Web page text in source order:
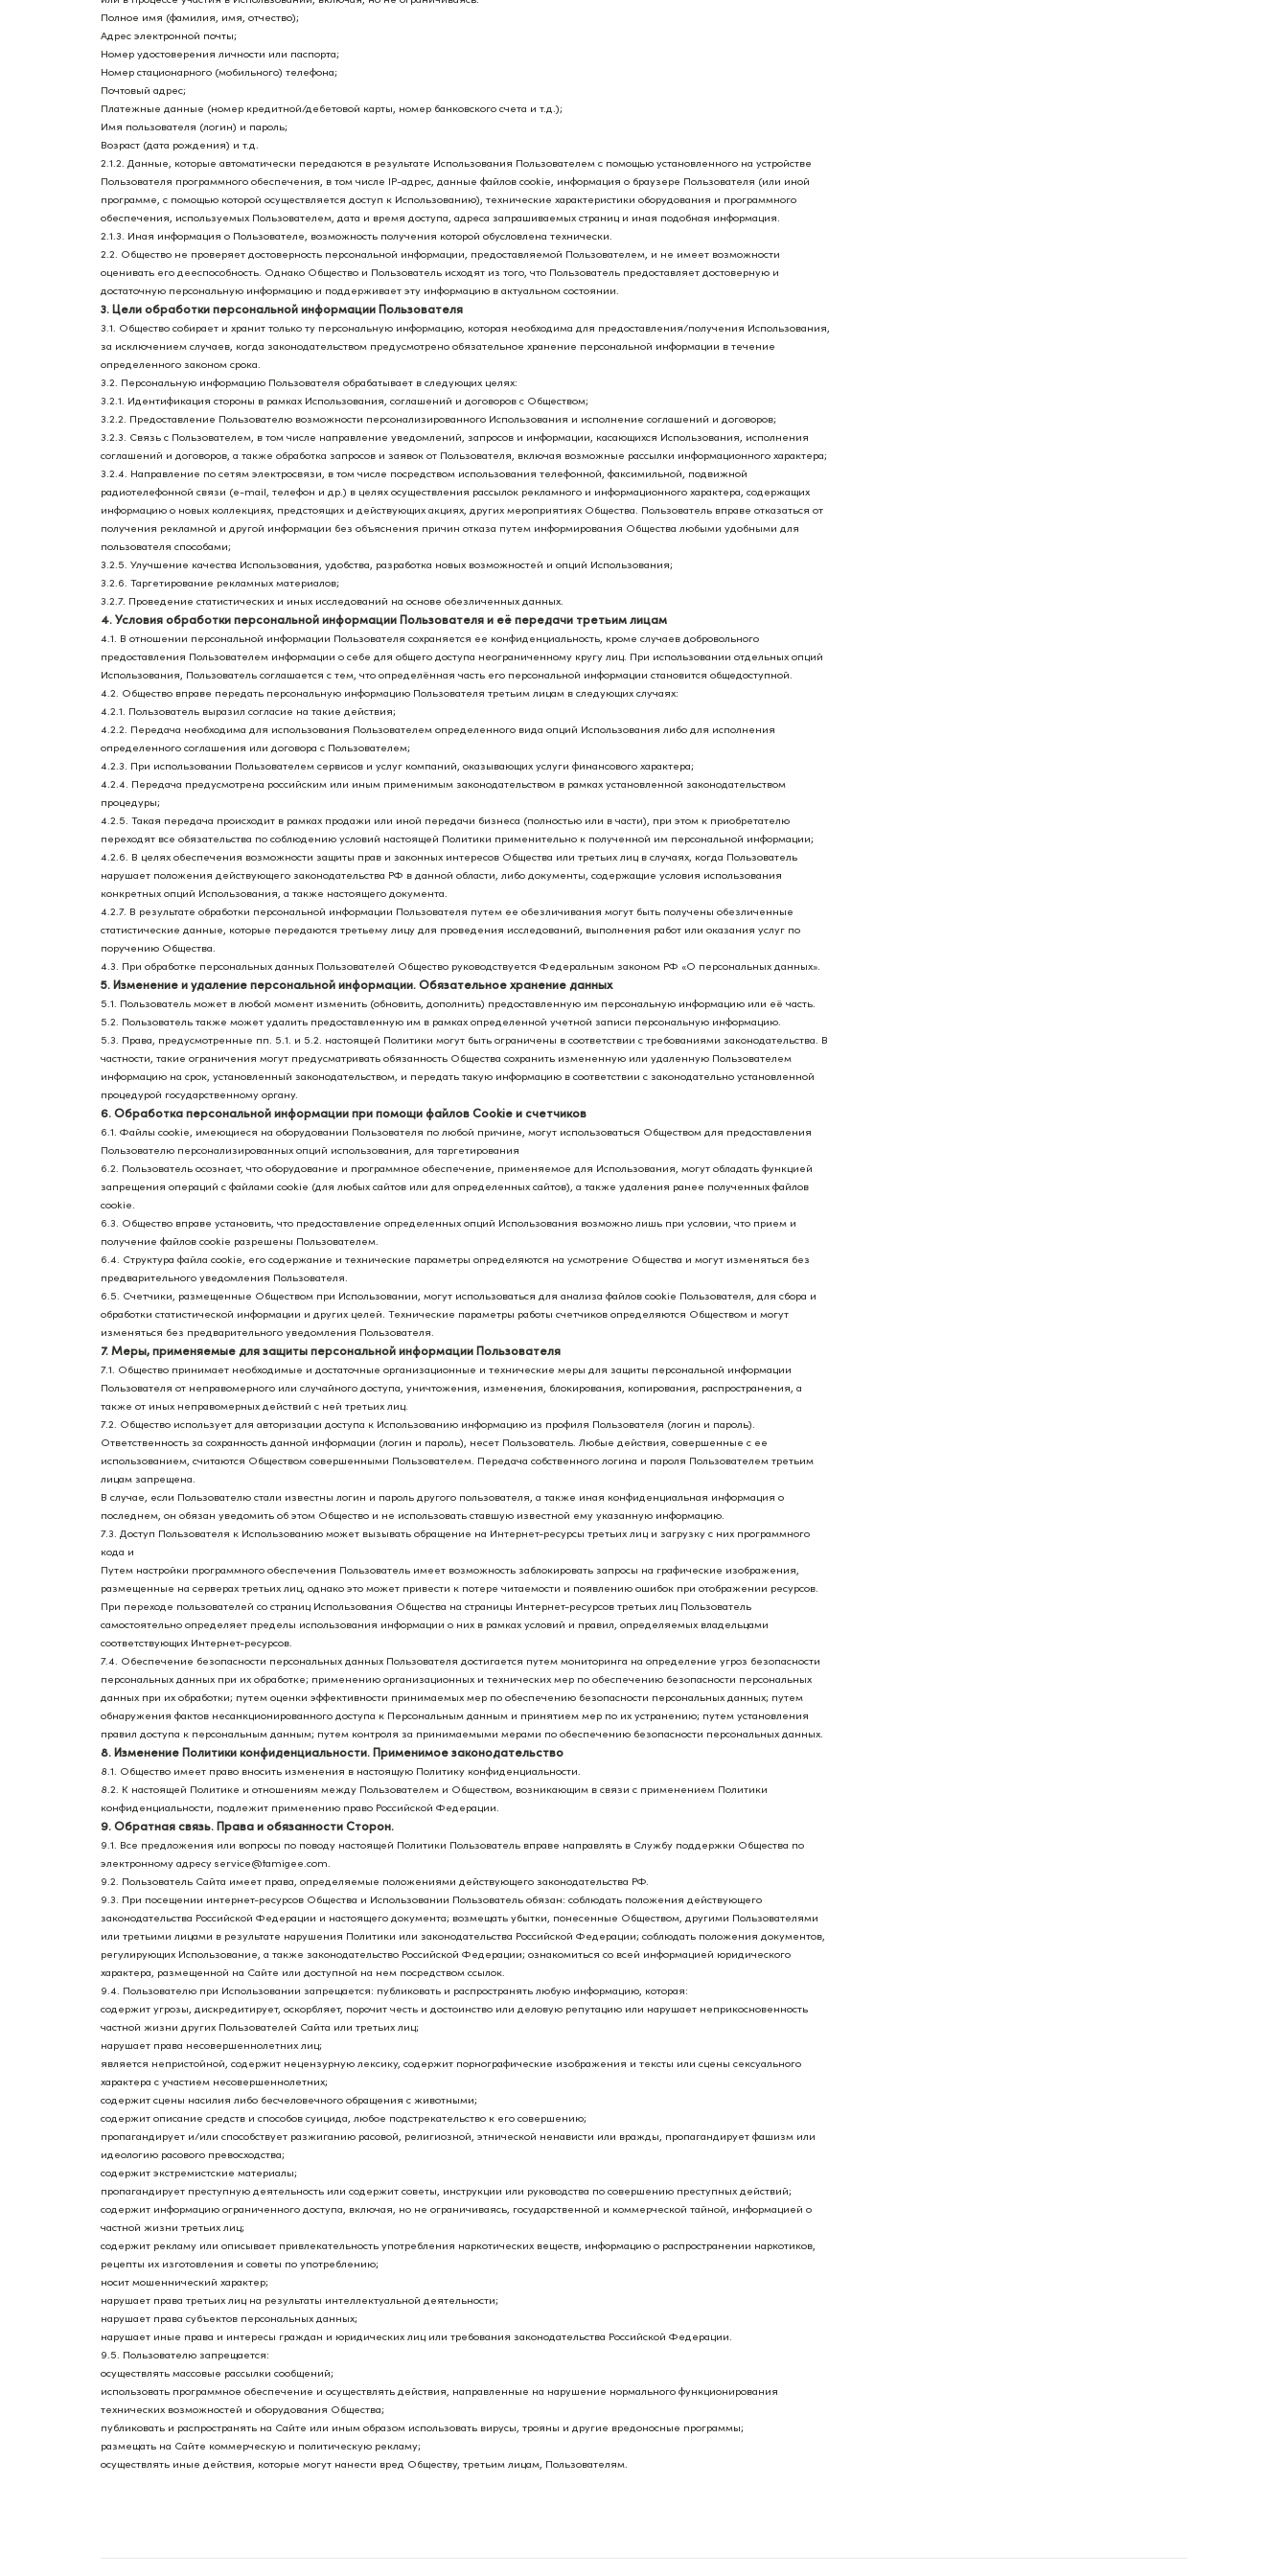
Полное имя (фамилия, имя, отчество);
Адрес электронной почты;
Номер удостоверения личности или паспорта;
Номер стационарного (мобильного) телефона;
Почтовый адрес;
Платежные данные (номер кредитной/дебетовой карты, номер банковского счета и т.д.);
Имя пользователя (логин) и пароль;
Возраст (дата рождения) и т.д.
2.1.2. Данные, которые автоматически передаются в результате Использования Пользователем с помощью установленного на устройстве
Пользователя программного обеспечения, в том числе IP-адрес, данные файлов cookie, информация о браузере Пользователя (или иной
программе, с помощью которой осуществляется доступ к Использованию), технические характеристики оборудования и программного
обеспечения, используемых Пользователем, дата и время доступа, адреса запрашиваемых страниц и иная подобная информация.
2.1.3. Иная информация о Пользователе, возможность получения которой обусловлена технически.
2.2. Общество не проверяет достоверность персональной информации, предоставляемой Пользователем, и не имеет возможности
оценивать его дееспособность. Однако Общество и Пользователь исходят из того, что Пользователь предоставляет достоверную и
достаточную персональную информацию и поддерживает эту информацию в актуальном состоянии.
3. Цели обработки персональной информации Пользователя
3.1. Общество собирает и хранит только ту персональную информацию, которая необходима для предоставления/получения Использования,
за исключением случаев, когда законодательством предусмотрено обязательное хранение персональной информации в течение
определенного законом срока.
3.2. Персональную информацию Пользователя обрабатывает в следующих целях:
3.2.1. Идентификация стороны в рамках Использования, соглашений и договоров с Обществом;
3.2.2. Предоставление Пользователю возможности персонализированного Использования и исполнение соглашений и договоров;
3.2.3. Связь с Пользователем, в том числе направление уведомлений, запросов и информации, касающихся Использования, исполнения
соглашений и договоров, а также обработка запросов и заявок от Пользователя, включая возможные рассылки информационного характера;
3.2.4. Направление по сетям электросвязи, в том числе посредством использования телефонной, факсимильной, подвижной
радиотелефонной связи (е-mail, телефон и др.) в целях осуществления рассылок рекламного и информационного характера, содержащих
информацию о новых коллекциях, предстоящих и действующих акциях, других мероприятиях Общества. Пользователь вправе отказаться от
получения рекламной и другой информации без объяснения причин отказа путем информирования Общества любыми удобными для
пользователя способами;
3.2.5. Улучшение качества Использования, удобства, разработка новых возможностей и опций Использования;
3.2.6. Таргетирование рекламных материалов;
3.2.7. Проведение статистических и иных исследований на основе обезличенных данных.
4. Условия обработки персональной информации Пользователя и её передачи третьим лицам
4.1. В отношении персональной информации Пользователя сохраняется ее конфиденциальность, кроме случаев добровольного
предоставления Пользователем информации о себе для общего доступа неограниченному кругу лиц. При использовании отдельных опций
Использования, Пользователь соглашается с тем, что определённая часть его персональной информации становится общедоступной.
4.2. Общество вправе передать персональную информацию Пользователя третьим лицам в следующих случаях:
4.2.1. Пользователь выразил согласие на такие действия;
4.2.2. Передача необходима для использования Пользователем определенного вида опций Использования либо для исполнения
определенного соглашения или договора с Пользователем;
4.2.3. При использовании Пользователем сервисов и услуг компаний, оказывающих услуги финансового характера;
4.2.4. Передача предусмотрена российским или иным применимым законодательством в рамках установленной законодательством
процедуры;
4.2.5. Такая передача происходит в рамках продажи или иной передачи бизнеса (полностью или в части), при этом к приобретателю
переходят все обязательства по соблюдению условий настоящей Политики применительно к полученной им персональной информации;
4.2.6. В целях обеспечения возможности защиты прав и законных интересов Общества или третьих лиц в случаях, когда Пользователь
нарушает положения действующего законодательства РФ в данной области, либо документы, содержащие условия использования
конкретных опций Использования, а также настоящего документа.
4.2.7. В результате обработки персональной информации Пользователя путем ее обезличивания могут быть получены обезличенные
статистические данные, которые передаются третьему лицу для проведения исследований, выполнения работ или оказания услуг по
поручению Общества.
4.3. При обработке персональных данных Пользователей Общество руководствуется Федеральным законом РФ «О персональных данных».
5. Изменение и удаление персональной информации. Обязательное хранение данных
5.1. Пользователь может в любой момент изменить (обновить, дополнить) предоставленную им персональную информацию или её часть.
5.2. Пользователь также может удалить предоставленную им в рамках определенной учетной записи персональную информацию.
5.3. Права, предусмотренные пп. 5.1. и 5.2. настоящей Политики могут быть ограничены в соответствии с требованиями законодательства. В
частности, такие ограничения могут предусматривать обязанность Общества сохранить измененную или удаленную Пользователем
информацию на срок, установленный законодательством, и передать такую информацию в соответствии с законодательно установленной
процедурой государственному органу.
6. Обработка персональной информации при помощи файлов Cookie и счетчиков
6.1. Файлы cookie, имеющиеся на оборудовании Пользователя по любой причине, могут использоваться Обществом для предоставления
Пользователю персонализированных опций использования, для таргетирования
6.2. Пользователь осознает, что оборудование и программное обеспечение, применяемое для Использования, могут обладать функцией
запрещения операций с файлами cookie (для любых сайтов или для определенных сайтов), а также удаления ранее полученных файлов
cookie.
6.3. Общество вправе установить, что предоставление определенных опций Использования возможно лишь при условии, что прием и
получение файлов cookie разрешены Пользователем.
6.4. Структура файла cookie, его содержание и технические параметры определяются на усмотрение Общества и могут изменяться без
предварительного уведомления Пользователя.
6.5. Счетчики, размещенные Обществом при Использовании, могут использоваться для анализа файлов cookie Пользователя, для сбора и
обработки статистической информации и других целей. Технические параметры работы счетчиков определяются Обществом и могут
изменяться без предварительного уведомления Пользователя.
7. Меры, применяемые для защиты персональной информации Пользователя
7.1. Общество принимает необходимые и достаточные организационные и технические меры для защиты персональной информации
Пользователя от неправомерного или случайного доступа, уничтожения, изменения, блокирования, копирования, распространения, а
также от иных неправомерных действий с ней третьих лиц.
7.2. Общество использует для авторизации доступа к Использованию информацию из профиля Пользователя (логин и пароль).
Ответственность за сохранность данной информации (логин и пароль), несет Пользователь. Любые действия, совершенные с ее
использованием, считаются Обществом совершенными Пользователем. Передача собственного логина и пароля Пользователем третьим
лицам запрещена.
В случае, если Пользователю стали известны логин и пароль другого пользователя, а также иная конфиденциальная информация о
последнем, он обязан уведомить об этом Общество и не использовать ставшую известной ему указанную информацию.
7.3. Доступ Пользователя к Использованию может вызывать обращение на Интернет-ресурсы третьих лиц и загрузку с них программного
кода и
Путем настройки программного обеспечения Пользователь имеет возможность заблокировать запросы на графические изображения,
размещенные на серверах третьих лиц, однако это может привести к потере читаемости и появлению ошибок при отображении ресурсов.
При переходе пользователей со страниц Использования Общества на страницы Интернет-ресурсов третьих лиц Пользователь
самостоятельно определяет пределы использования информации о них в рамках условий и правил, определяемых владельцами
соответствующих Интернет-ресурсов.
7.4. Обеспечение безопасности персональных данных Пользователя достигается путем мониторинга на определение угроз безопасности
персональных данных при их обработке; применению организационных и технических мер по обеспечению безопасности персональных
данных при их обработки; путем оценки эффективности принимаемых мер по обеспечению безопасности персональных данных; путем
обнаружения фактов несанкционированного доступа к Персональным данным и принятием мер по их устранению; путем установления
правил доступа к персональным данным; путем контроля за принимаемыми мерами по обеспечению безопасности персональных данных.
8. Изменение Политики конфиденциальности. Применимое законодательство
8.1. Общество имеет право вносить изменения в настоящую Политику конфиденциальности.
8.2. К настоящей Политике и отношениям между Пользователем и Обществом, возникающим в связи с применением Политики
конфиденциальности, подлежит применению право Российской Федерации.
9. Обратная связь. Права и обязанности Сторон.
9.1. Все предложения или вопросы по поводу настоящей Политики Пользователь вправе направлять в Службу поддержки Общества по
электронному адресу service@tamigee.com.
9.2. Пользователь Сайта имеет права, определяемые положениями действующего законодательства РФ.
9.3. При посещении интернет-ресурсов Общества и Использовании Пользователь обязан: соблюдать положения действующего
законодательства Российской Федерации и настоящего документа; возмещать убытки, понесенные Обществом, другими Пользователями
или третьими лицами в результате нарушения Политики или законодательства Российской Федерации; соблюдать положения документов,
регулирующих Использование, а также законодательство Российской Федерации; ознакомиться со всей информацией юридического
характера, размещенной на Сайте или доступной на нем посредством ссылок.
9.4. Пользователю при Использовании запрещается: публиковать и распространять любую информацию, которая:
содержит угрозы, дискредитирует, оскорбляет, порочит честь и достоинство или деловую репутацию или нарушает неприкосновенность
частной жизни других Пользователей Сайта или третьих лиц;
нарушает права несовершеннолетних лиц;
является непристойной, содержит нецензурную лексику, содержит порнографические изображения и тексты или сцены сексуального
характера с участием несовершеннолетних;
содержит сцены насилия либо бесчеловечного обращения с животными;
содержит описание средств и способов суицида, любое подстрекательство к его совершению;
пропагандирует и/или способствует разжиганию расовой, религиозной, этнической ненависти или вражды, пропагандирует фашизм или
идеологию расового превосходства;
содержит экстремистские материалы;
пропагандирует преступную деятельность или содержит советы, инструкции или руководства по совершению преступных действий;
содержит информацию ограниченного доступа, включая, но не ограничиваясь, государственной и коммерческой тайной, информацией о
частной жизни третьих лиц;
содержит рекламу или описывает привлекательность употребления наркотических веществ, информацию о распространении наркотиков,
рецепты их изготовления и советы по употреблению;
носит мошеннический характер;
нарушает права третьих лиц на результаты интеллектуальной деятельности;
нарушает права субъектов персональных данных;
нарушает иные права и интересы граждан и юридических лиц или требования законодательства Российской Федерации.
9.5. Пользователю запрещается:
осуществлять массовые рассылки сообщений;
использовать программное обеспечение и осуществлять действия, направленные на нарушение нормального функционирования
технических возможностей и оборудования Общества;
публиковать и распространять на Сайте или иным образом использовать вирусы, трояны и другие вредоносные программы;
размещать на Сайте коммерческую и политическую рекламу;
осуществлять иные действия, которые могут нанести вред Обществу, третьим лицам, Пользователям.